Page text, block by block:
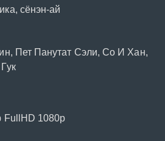
сёнэн-ай
Пет Панутат Сэли, Со И Хан,
FullHD 1080p